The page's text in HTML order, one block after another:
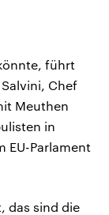
führt
Chef
Meuthen
in
EU-Parlament
das sind die